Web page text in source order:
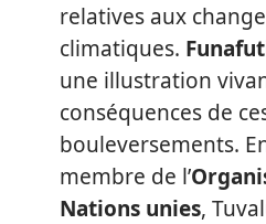
relatives aux
climatiques.
une illustration
conséquences de
bouleversements.
membre de l’
Nations unies,